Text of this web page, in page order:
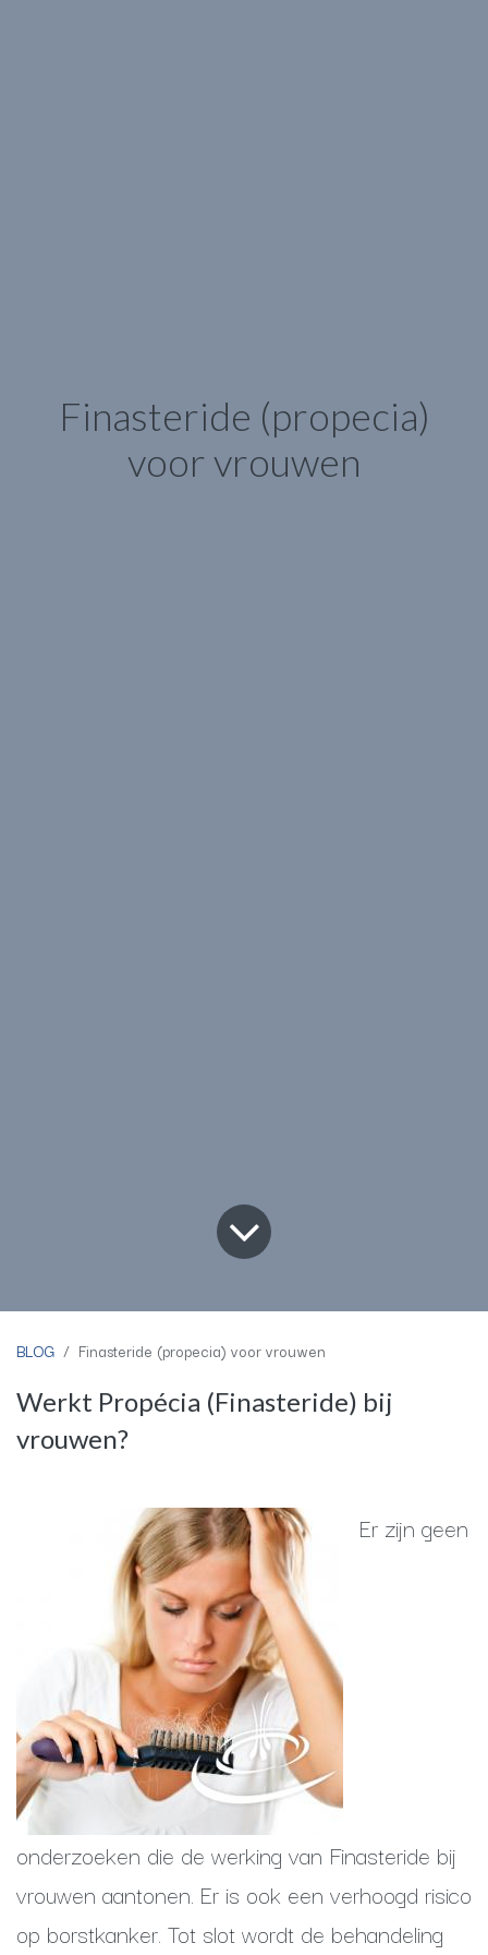
Finasteride (propecia)
voor vrouwen
BLOG Finasteride (propecia) voor vrouwen
Werkt Propécia (Finasteride) bij
vrouwen?
Er zijn geen
onderzoeken die de werking van Finasteride bij
vrouwen aantonen. Er is ook een verhoogd risico
op borstkanker. Tot slot wordt de behandeling